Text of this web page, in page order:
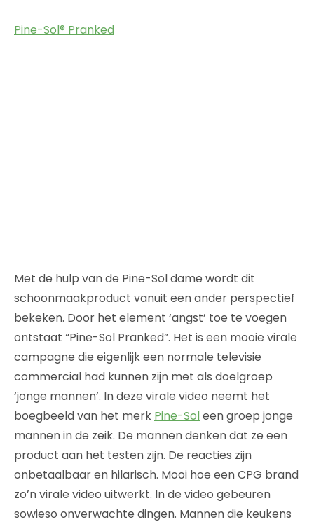
Pine-Sol® Pranked
Met de hulp van de Pine-Sol dame wordt dit
schoonmaakproduct vanuit een ander perspectief
bekeken. Door het element ‘angst’ toe te voegen
ontstaat “Pine-Sol Pranked”. Het is een mooie virale
campagne die eigenlijk een normale televisie
commercial had kunnen zijn met als doelgroep
‘jonge mannen’. In deze virale video neemt het
boegbeeld van het merk Pine-Soleen groep jonge
mannen in de zeik. De mannen denken dat ze een
product aan het testen zijn. De reacties zijn
onbetaalbaar en hilarisch. Mooi hoe een CPG brand
zo’n virale video uitwerkt. In de video gebeuren
sowieso onverwachte dingen. Mannen die keukens